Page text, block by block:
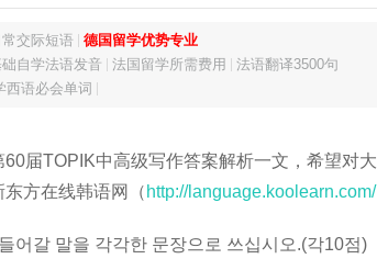
交际短语 德国留学优势专业
自学法语发音 法国留学所需费用
法语翻译3500句
西语必会单词
60届TOPIK中高级写作答案解析一文，希望对
方在线韩语网（ http://
갈 말을 각각한 문장으로 쓰십시오.(각10점)